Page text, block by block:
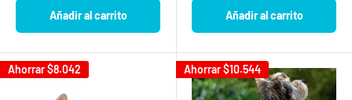
Añadir al carrito Añadir al carrito
Ahorrar$8.042 Ahorrar$10.544